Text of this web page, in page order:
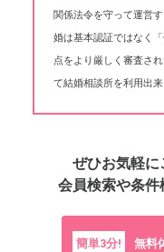
関係法令を守って運営
婚は基本認証ではなく
点をより厳しく審査さ
て結婚相談所を利用出
ぜひお気軽に
会員検索や条件
簡単3分! 無料